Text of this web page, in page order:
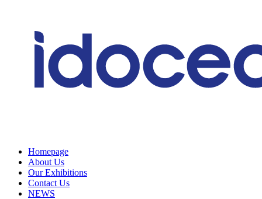
Homepage
About Us
Our Exhibitions
Contact Us
NEWS